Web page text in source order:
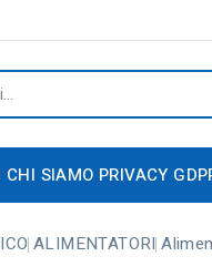
CHI SIAMO PRIVACY
ALIMENTATORI